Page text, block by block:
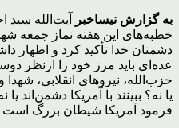
به گزارش نیساخبر
آیت‌الله سید
خطبه‌های این هفته نماز جمعه
دشمنان خدا تأکید کرد و اظهار
عده‌ای باید مرز خود را ازنظر
حزب‌الله، نیروهای انقلابی،
یا نه؟ ببینند با آمریکا دشمن‌اند
فرمود آمریکا شیطان بزرگ